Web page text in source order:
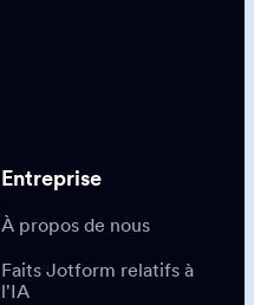
Entreprise
À propos de nous
Faits Jotform relatifs à
l'IA